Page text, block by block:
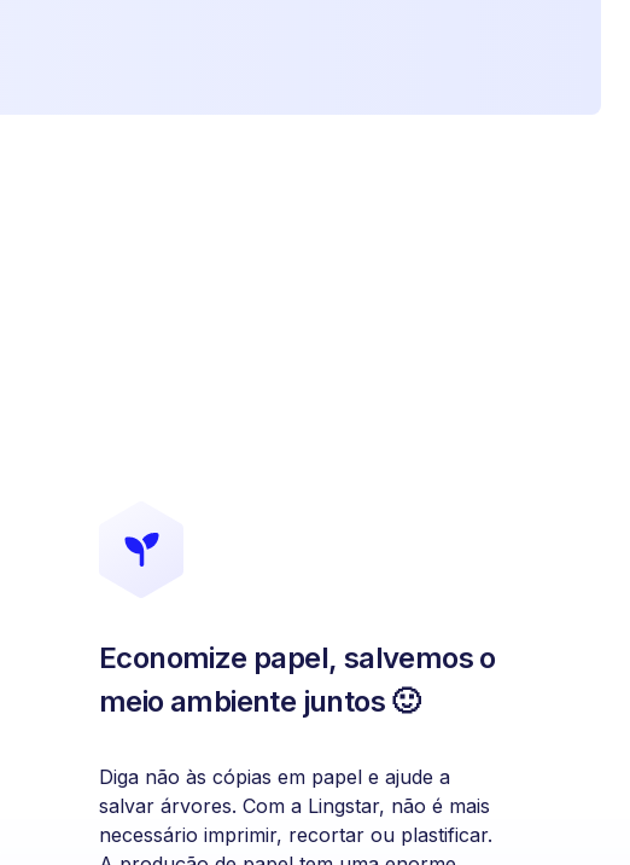
Economize papel, salvemos o
meio ambiente juntos 🙂
Diga não às cópias em papel e ajude a
salvar árvores. Com a Lingstar, não é mais
necessário imprimir, recortar ou plastificar.